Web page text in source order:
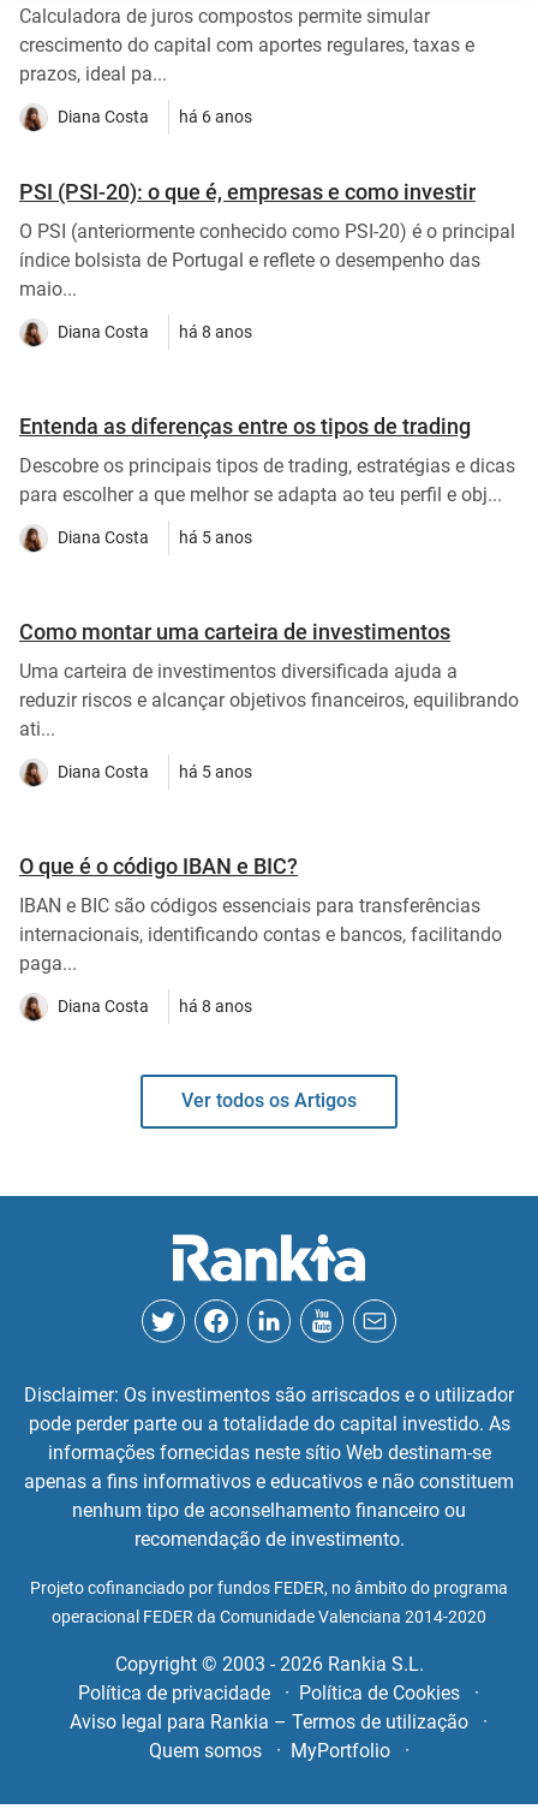
Calculadora de juros compostos permite simular
crescimento do capital com aportes regulares, taxas e
prazos, ideal pa...
Diana Costa há 6 anos
PSI (PSI-20): o que é, empresas e como investir
O PSI (anteriormente conhecido como PSI-20) é o principal
índice bolsista de Portugal e reflete o desempenho das
maio...
Diana Costa há 8 anos
Entenda as diferenças entre os tipos de trading
Descobre os principais tipos de trading, estratégias e dicas
para escolher a que melhor se adapta ao teu perfil e obj...
Diana Costa há 5 anos
Como montar uma carteira de investimentos
Uma carteira de investimentos diversificada ajuda a
reduzir riscos e alcançar objetivos financeiros, equilibrando
ati...
Diana Costa há 5 anos
O que é o código IBAN e BIC?
IBAN e BIC são códigos essenciais para transferências
internacionais, identificando contas e bancos, facilitando
paga...
Diana Costa há 8 anos
Ver todos os Artigos
Disclaimer: Os investimentos são arriscados e o utilizador
pode perder parte ou a totalidade do capital investido. As
informações fornecidas neste sítio Web destinam-se
apenas a fins informativos e educativos e não constituem
nenhum tipo de aconselhamento financeiro ou
recomendação de investimento.
Projeto cofinanciado por fundos FEDER, no âmbito do programa
operacional FEDER da Comunidade Valenciana 2014-2020
Copyright © 2003 - 2026 Rankia S.L.
Política de privacidade
Política de Cookies
Aviso legal para Rankia – Termos de utilização
Quem somos
MyPortfolio